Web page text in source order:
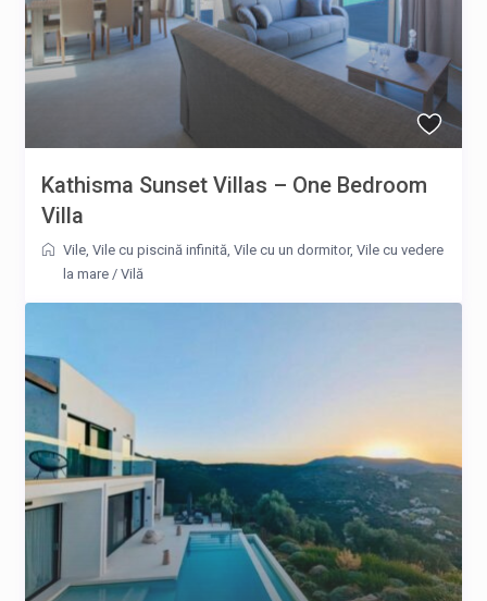
Kathisma Sunset Villas – One Bedroom
Villa
Vile,Vile cu piscină infinită,Vile cu un dormitor,Vile cu vedere
la mare /Vilă